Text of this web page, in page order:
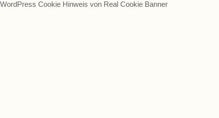
WordPress Cookie Hinweis von Real Cookie Banner